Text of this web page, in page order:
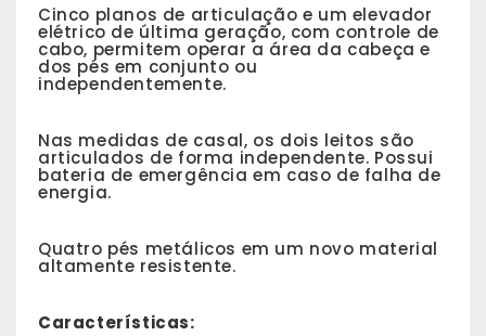
Cinco planos de articulação e um elevador
elétrico de última geração, com controle de
cabo, permitem operar a área da cabeça e
dos pés em conjunto ou
independentemente.
Nas medidas de casal, os dois leitos são
articulados de forma independente. Possui
bateria de emergência em caso de falha de
energia.
Quatro pés metálicos em um novo material
altamente resistente.
Características: